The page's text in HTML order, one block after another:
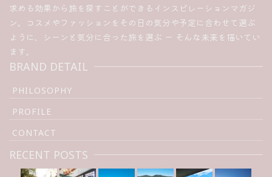
求める効果から旅を探すことができるインスピレーションマガジ
ン。コスメやファッションをその日の気分や予定に合わせて選ぶ
ように、シーンと気分に合った旅を選ぶ ー そんな未来を描いてい
ます。
BRAND DETAIL
PHILOSOPHY
PROFILE
CONTACT
RECENT POSTS